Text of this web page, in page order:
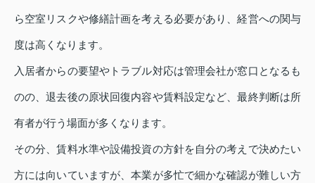
ら空室リスクや修繕計画を考える必要があり、経営への関与
度は高くなります。
入居者からの要望やトラブル対応は管理会社が窓口となるも
のの、退去後の原状回復内容や賃料設定など、最終判断は所
有者が行う場面が多くなります。
その分、賃料水準や設備投資の方針を自分の考えで決めたい
方には向いていますが、本業が多忙で細かな確認が難しい方